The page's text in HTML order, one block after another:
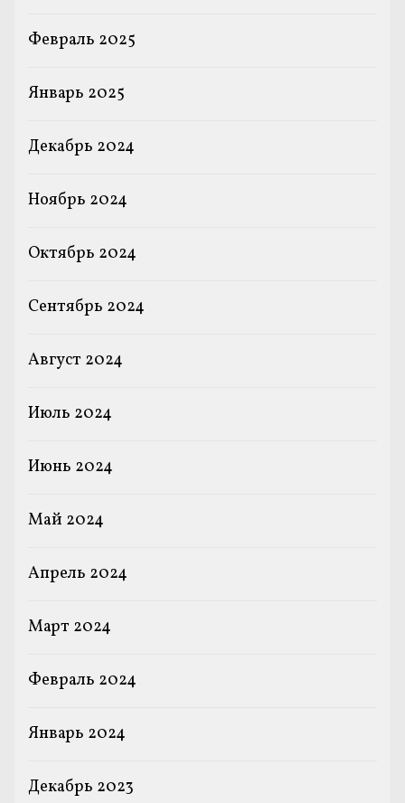
Февраль 2025
Январь 2025
Декабрь 2024
Ноябрь 2024
Октябрь 2024
Сентябрь 2024
Август 2024
Июль 2024
Июнь 2024
Май 2024
Апрель 2024
Март 2024
Февраль 2024
Январь 2024
Декабрь 2023